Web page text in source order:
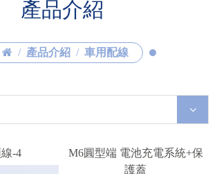
產品介紹
產品介紹 車用配線
-4
M6圓型端 電池充電系統+保
護蓋